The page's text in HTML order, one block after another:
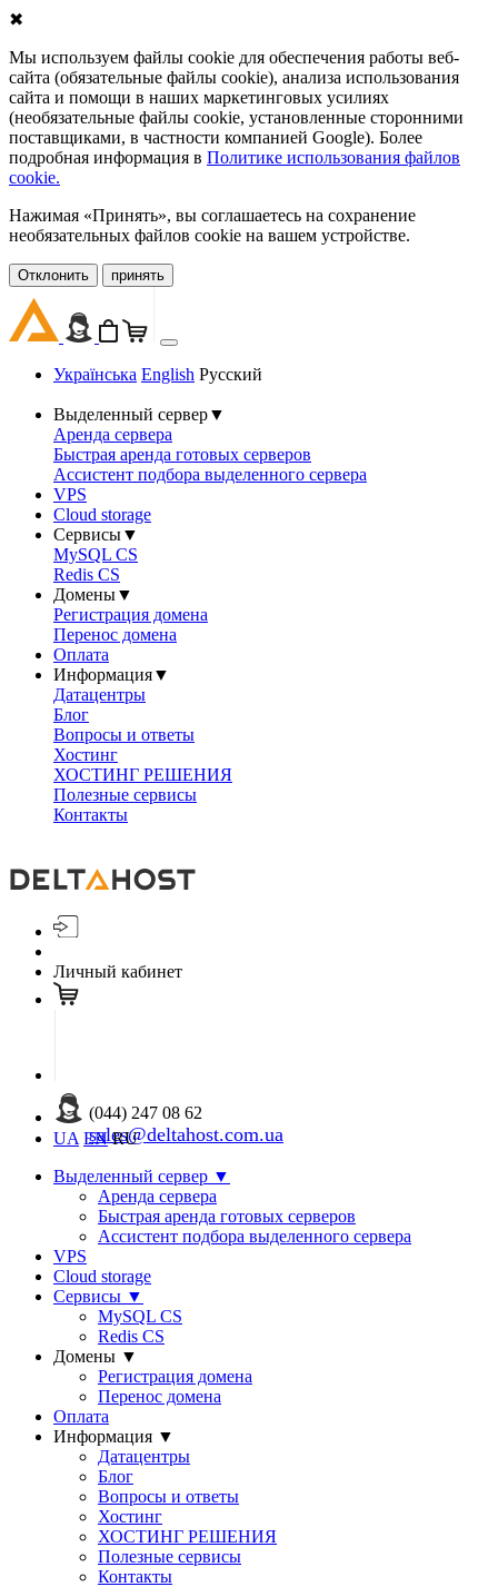
✖
Мы используем файлы cookie для обеспечения работы веб-
сайта (обязательные файлы cookie), анализа использования
сайта и помощи в наших маркетинговых усилиях
(необязательные файлы cookie, установленные сторонними
поставщиками, в частности компанией Google). Более
подробная информация в Политике использования файлов
cookie.
Нажимая «Принять», вы соглашаетесь на сохранение
необязательных файлов cookie на вашем устройстве.
Oтклонить принять
Українська English Русский
Выделенный сервер▼
Аренда сервера
Быстрая аренда готовых серверов
Ассистент подбора выделенного сервера
VPS
Cloud storage
Сервисы▼
MySQL CS
Redis CS
Домены▼
Регистрация домена
Перенос домена
Оплата
Информация▼
Датацентры
Блог
Вопросы и ответы
Хостинг
ХОСТИНГ РЕШЕНИЯ
Полезные сервисы
Контакты
Личный кабинет
(044) 247 08 62
sales@deltahost.com.ua
UA EN RU
Выделенный сервер ▼
Аренда сервера
Быстрая аренда готовых серверов
Ассистент подбора выделенного сервера
VPS
Cloud storage
Сервисы ▼
MySQL CS
Redis CS
Домены ▼
Регистрация домена
Перенос домена
Оплата
Информация ▼
Датацентры
Блог
Вопросы и ответы
Хостинг
ХОСТИНГ РЕШЕНИЯ
Полезные сервисы
Контакты